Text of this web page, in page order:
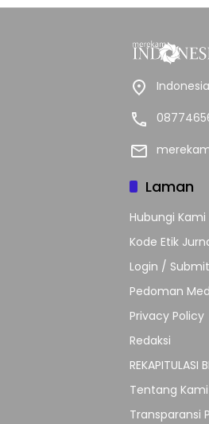
Indonesia
Laman
Hubungi Kami
Kode Etik
Login /
Pedoman
Privacy Policy
Redaksi
REKAPITULASI
Tentang Kami
Transparansi